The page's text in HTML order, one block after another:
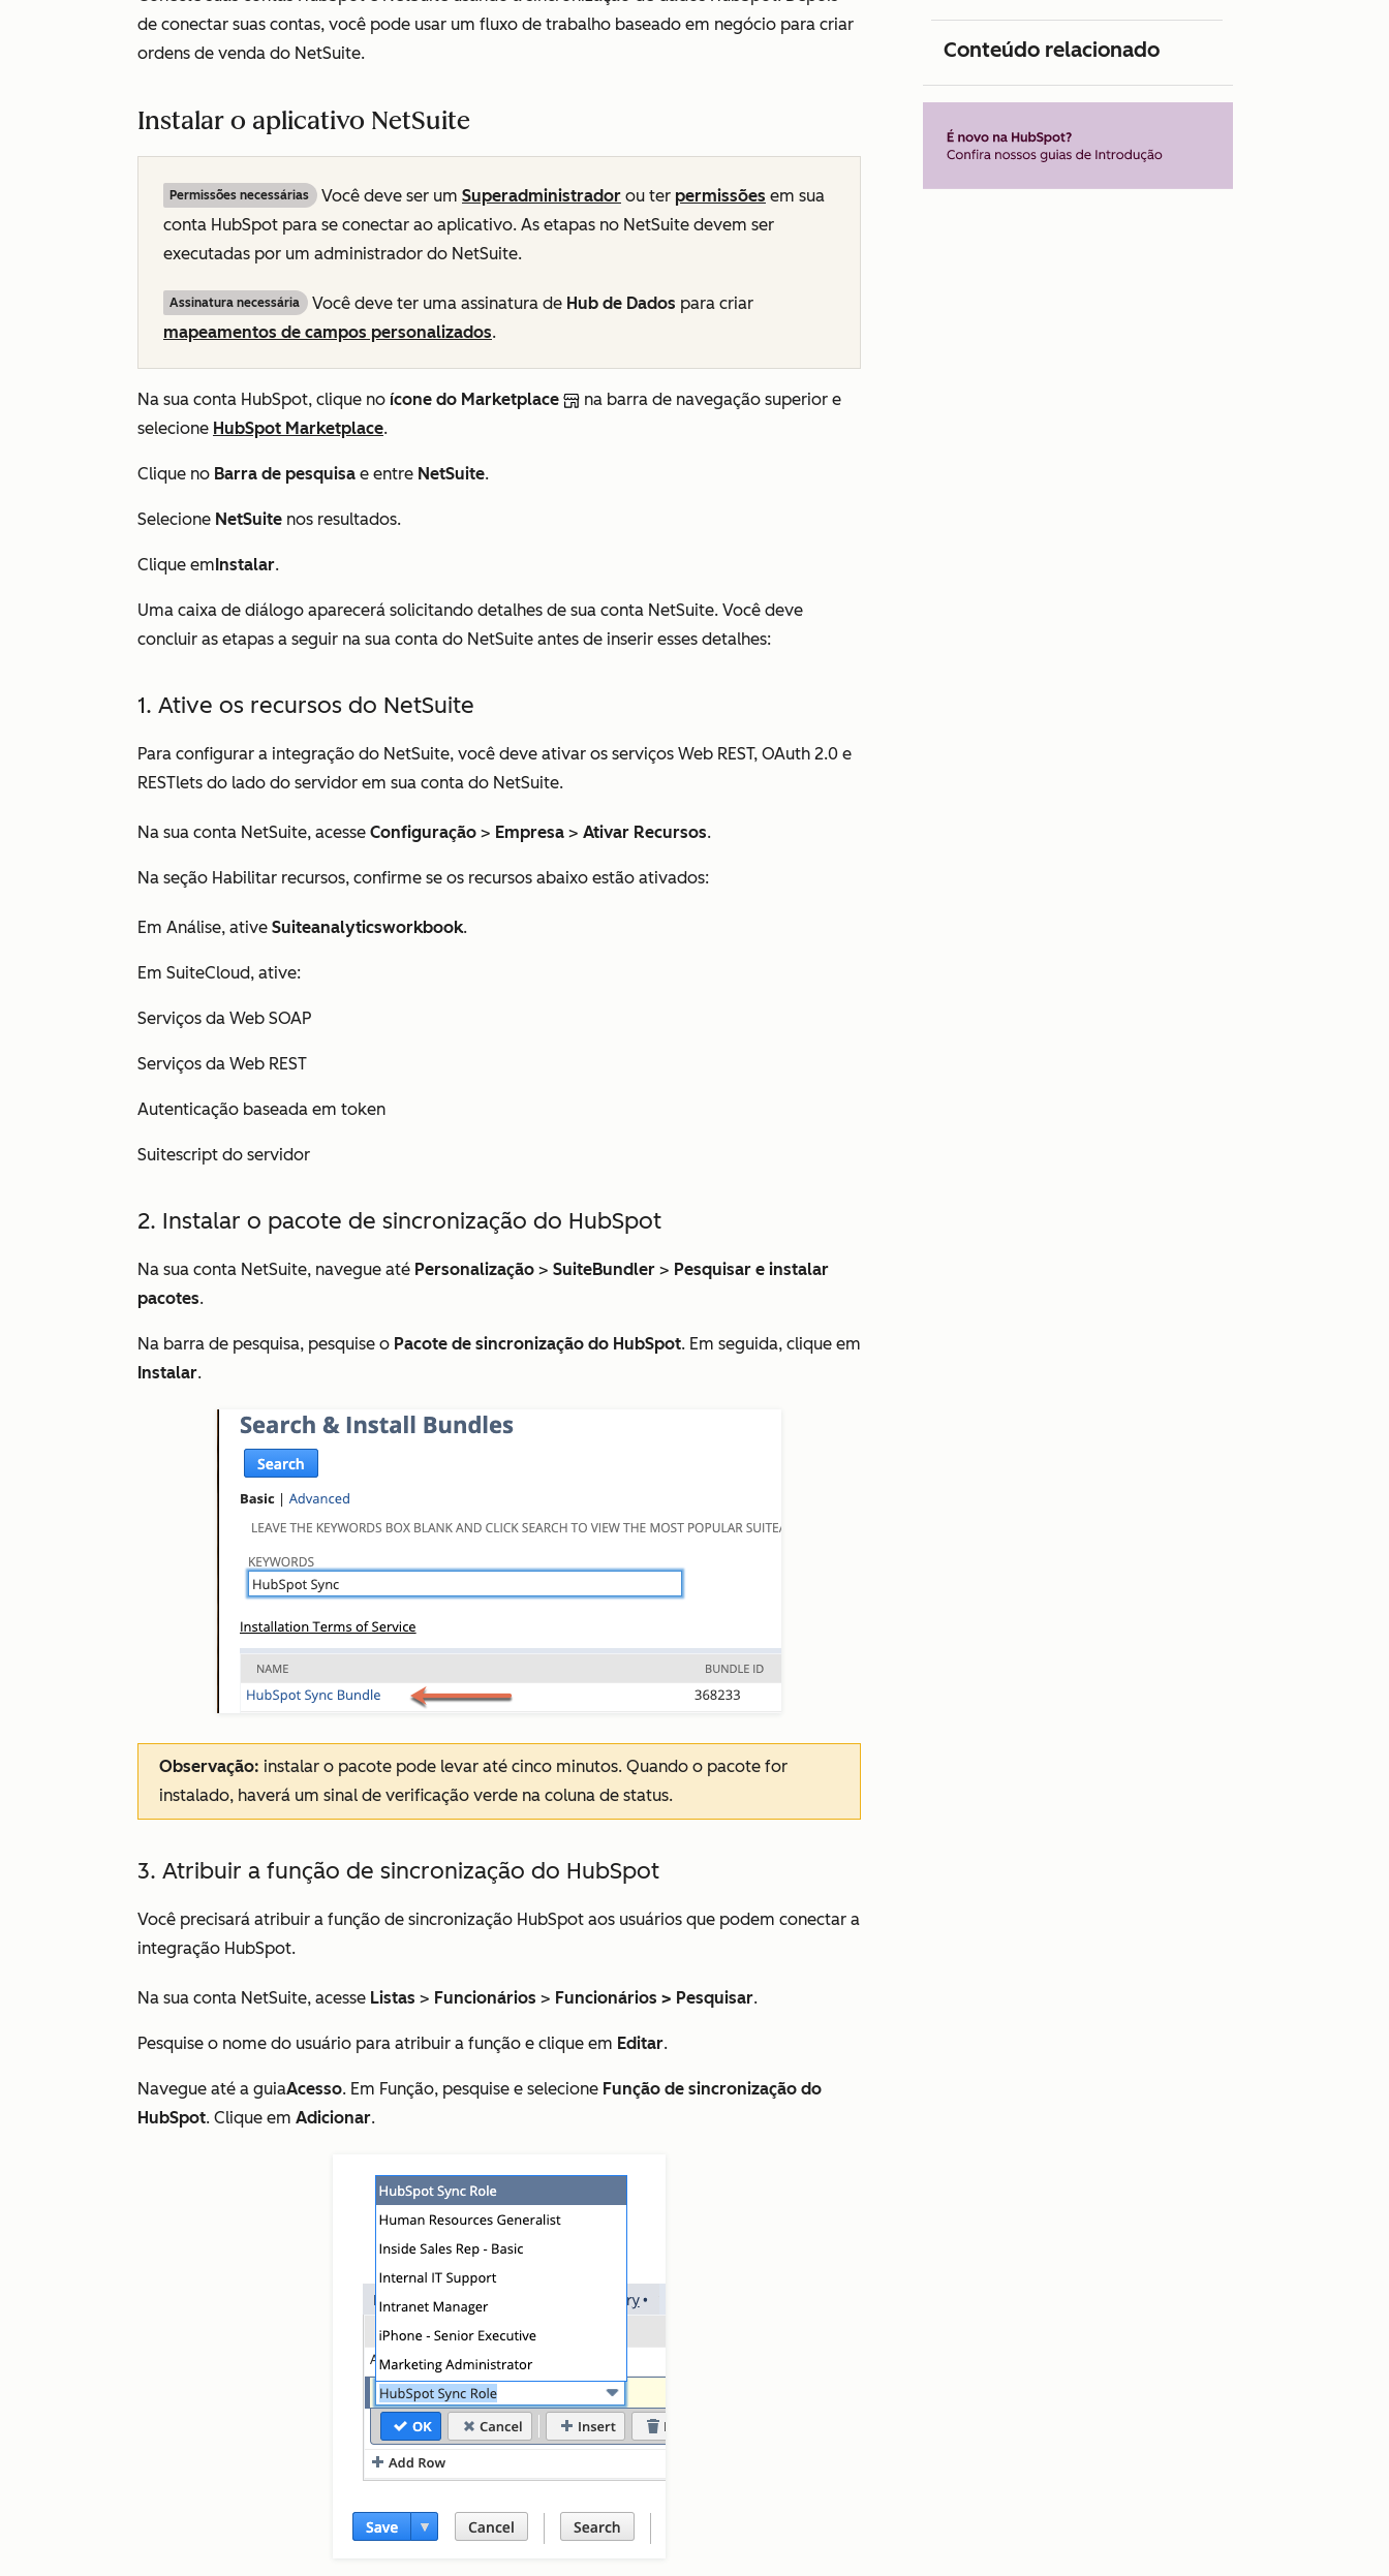
de conectar suas contas, você pode usar um fluxo de trabalho baseado em negócio para criar
ordens de venda do NetSuite.
Instalar o aplicativo NetSuite
Permissões necessárias Você deve ser um Superadministrador ou ter permissões em sua
conta HubSpot para se conectar ao aplicativo. As etapas no NetSuite devem ser
executadas por um administrador do NetSuite.
Assinatura necessária Você deve ter uma assinatura de Hub de Dados para criar
mapeamentos de campos personalizados.
Na sua conta HubSpot, clique no ícone do Marketplace
na barra de navegação superior e
selecione HubSpot Marketplace.
Clique no Barra de pesquisa e entre NetSuite.
Selecione NetSuite nos resultados.
Clique emInstalar.
Uma caixa de diálogo aparecerá solicitando detalhes de sua conta NetSuite. Você deve
concluir as etapas a seguir na sua conta do NetSuite antes de inserir esses detalhes:
1. Ative os recursos do NetSuite
Para configurar a integração do NetSuite, você deve ativar os serviços Web REST, OAuth 2.0 e
RESTlets do lado do servidor em sua conta do NetSuite.
Na sua conta NetSuite, acesse Configuração > Empresa > Ativar Recursos.
Na seção Habilitar recursos, confirme se os recursos abaixo estão ativados:
Em Análise, ative Suiteanalyticsworkbook.
Em SuiteCloud, ative:
Serviços da Web SOAP
Serviços da Web REST
Autenticação baseada em token
Suitescript do servidor
2. Instalar o pacote de sincronização do HubSpot
Na sua conta NetSuite, navegue até Personalização > SuiteBundler > Pesquisar e instalar
pacotes.
Na barra de pesquisa, pesquise o Pacote de sincronização do HubSpot. Em seguida, clique em
Instalar.
Observação: instalar o pacote pode levar até cinco minutos. Quando o pacote for
instalado, haverá um sinal de verificação verde na coluna de status.
3. Atribuir a função de sincronização do HubSpot
Você precisará atribuir a função de sincronização HubSpot aos usuários que podem conectar a
integração HubSpot.
Na sua conta NetSuite, acesse Listas > Funcionários > Funcionários > Pesquisar.
Pesquise o nome do usuário para atribuir a função e clique em Editar.
Navegue até a guiaAcesso. Em Função, pesquise e selecione Função de sincronização do
HubSpot. Clique em Adicionar.
Conteúdo relacionado